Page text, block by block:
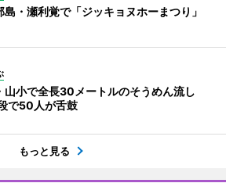
島・瀬利覚で「ジッキョヌホーまつり」
山小で全長30メートルのそうめん流し
で50人が舌鼓
もっと見る